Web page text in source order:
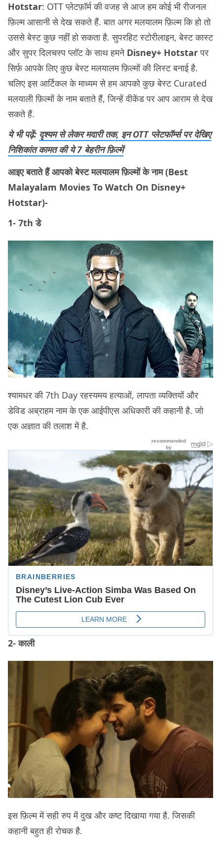
Hotstar: OTT प्लेटफ़ॉर्म की वजह से आज हम कोई भी रीजनल
फ़िल्म आसानी से देख सकते हैं. बात अगर मलयालम फ़िल्म कि हो तो
उससे बेस्ट कुछ नहीं हो सकता है. सुपरहिट स्टोरीलाइन, बेस्ट कास्ट
और सुपर दिलचस्प प्लॉट के साथ हमने Disney+ Hotstarपर
सिर्फ़ आपके लिए कुछ बेस्ट मलयालम फ़िल्मों की लिस्ट बनाई है.
चलिए इस आर्टिकल के माध्यम से हम आपको कुछ बेस्ट Curated
मलयाली फ़िल्मों के नाम बताते हैं, जिन्हें वीकेंड पर आप आराम से देख
सकते हैं.
ये भी पढ़ें: दृश्यम से लेकर मदारी तक, इन OTT प्लेटफॉर्म्स पर देखिए
निशिकांत कामत की ये 7 बेहरीन फ़िल्में
आइए बताते हैं आपको बेस्ट मलयालम फ़िल्मों के नाम (Best
Malayalam Movies To Watch On Disney+
Hotstar)-
1- 7th डे
श्यामधर की 7th Day रहस्यमय हत्याओं, लापता व्यक्तियों और
डेविड अब्राहम नाम के एक आईपीएस अधिकारी की कहानी है. जो
एक अज्ञात की तलाश में है.
2- काली
इस फ़िल्म में सही रुप में दुख और कष्ट दिखाया गया है. जिसकी
कहानी बहुत ही रोचक है.